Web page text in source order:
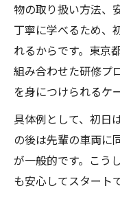
物の取り扱い方法、
丁寧に学べるため、
れるからです。東京
組み合わせた研修プ
を身につけられるケ
具体例として、初日
の後は先輩の車両に
が一般的です。こう
も安心してスタート